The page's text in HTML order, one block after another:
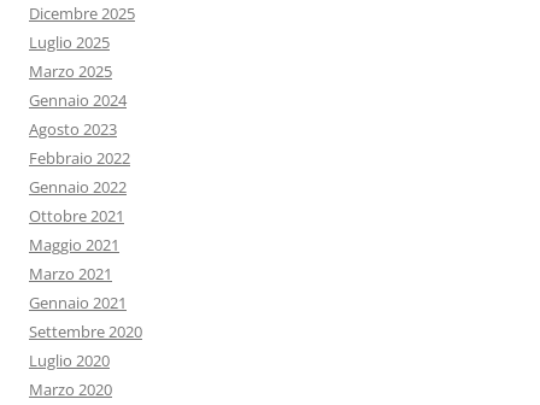
Dicembre 2025
Luglio 2025
Marzo 2025
Gennaio 2024
Agosto 2023
Febbraio 2022
Gennaio 2022
Ottobre 2021
Maggio 2021
Marzo 2021
Gennaio 2021
Settembre 2020
Luglio 2020
Marzo 2020